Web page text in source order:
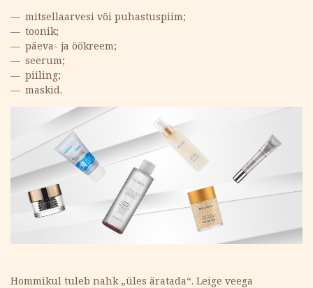
mitsellaarvesi või puhastuspiim;
toonik;
päeva- ja öökreem;
seerum;
piiling;
maskid.
Hommikul tuleb nahk „üles äratada“. Leige veega